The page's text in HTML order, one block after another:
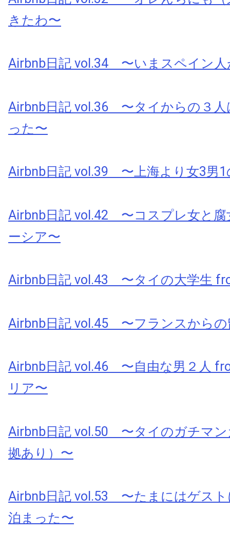
きたわ〜
Airbnb日記 vol.34 〜いまスペイン人
Airbnb日記 vol.36 〜タイからの３人
った〜
Airbnb日記 vol.39 〜上海より女3男1
Airbnb日記 vol.42 〜コスプレ女と腐
ーシア〜
Airbnb日記 vol.43 〜タイの大学生
Airbnb日記 vol.45 〜フランスからの
Airbnb日記 vol.46 〜自由な男２人
リア〜
Airbnb日記 vol.50 〜タイのガチマン
拠あり）〜
Airbnb日記 vol.53 〜たまにはゲス
泊まった〜